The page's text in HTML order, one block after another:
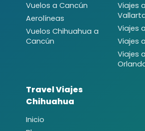
Vuelos a Cancún
Aerolíneas
Vuelos Chihuahua a
Cancún
Viajes
Viajes
Viajes
Viajes
Travel Viajes
Chihuahua
Inicio